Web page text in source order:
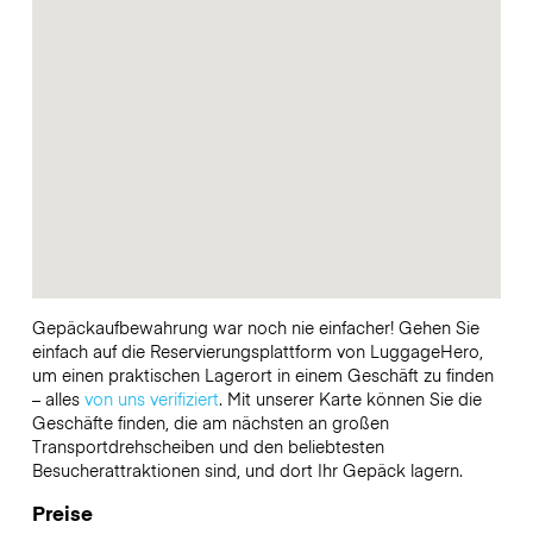
Gepäckaufbewahrung war noch nie einfacher! Gehen Sie
einfach auf die Reservierungsplattform von LuggageHero,
um einen praktischen Lagerort in einem Geschäft zu finden
– alles von uns verifiziert. Mit unserer Karte können Sie die
Geschäfte finden, die am nächsten an großen
Transportdrehscheiben und den beliebtesten
Besucherattraktionen sind, und dort Ihr Gepäck lagern.
Preise